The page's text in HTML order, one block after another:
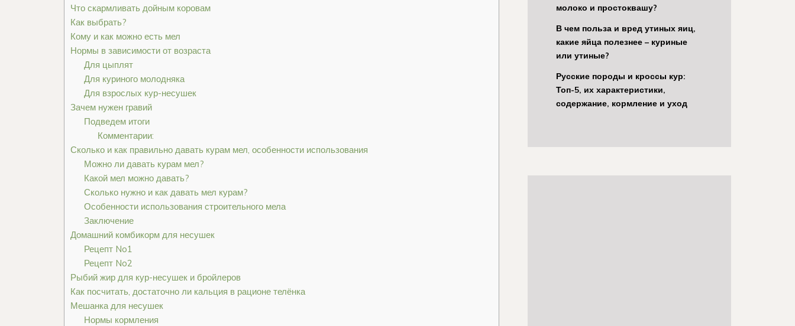
Что скармливать дойным коровам
Как выбрать?
Кому и как можно есть мел
Нормы в зависимости от возраста
Для цыплят
Для куриного молодняка
Для взрослых кур-несушек
Зачем нужен гравий
Подведем итоги
Комментарии:
Сколько и как правильно давать курам мел, особенности использования
Можно ли давать курам мел?
Какой мел можно давать?
Сколько нужно и как давать мел курам?
Особенности использования строительного мела
Заключение
Домашний комбикорм для несушек
Рецепт No1
Рецепт No2
Рыбий жир для кур-несушек и бройлеров
Как посчитать, достаточно ли кальция в рационе телёнка
Мешанка для несушек
Нормы кормления
молоко и простоквашу?
В чем польза и вред утиных яиц,
какие яйца полезнее – куриные
или утиные?
Русские породы и кроссы кур:
Топ-5, их характеристики,
содержание, кормление и уход